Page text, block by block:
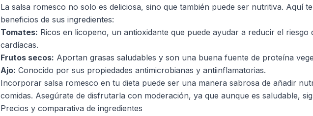
La salsa romesco no solo es deliciosa, sino que también puede ser nutritiva. Aquí
beneficios de sus ingredientes:
Tomates: Ricos en licopeno, un antioxidante que puede ayudar a reducir el riesgo
cardíacas.
Frutos secos: Aportan grasas saludables y son una buena fuente de proteína
Ajo: Conocido por sus propiedades antimicrobianas y antiinflamatorias.
Incorporar salsa romesco en tu dieta puede ser una manera sabrosa de añadir
comidas. Asegúrate de disfrutarla con moderación, ya que aunque es saludable,
Precios y comparativa de ingredientes